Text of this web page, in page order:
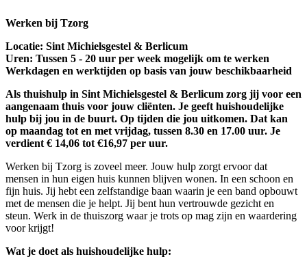
Werken bij Tzorg
Locatie: Sint Michielsgestel & Berlicum
Uren: Tussen 5 - 20 uur per week mogelijk om te werken
Werkdagen en werktijden op basis van jouw beschikbaarheid
Als thuishulp in Sint Michielsgestel & Berlicum zorg jij voor een
aangenaam thuis voor jouw cliënten. Je geeft huishoudelijke
hulp bij jou in de buurt. Op tijden die jou uitkomen. Dat kan
op maandag tot en met vrijdag, tussen 8.30 en 17.00 uur. Je
verdient € 14,06 tot €16,97 per uur.
Werken bij Tzorg is zoveel meer. Jouw hulp zorgt ervoor dat
mensen in hun eigen huis kunnen blijven wonen. In een schoon en
fijn huis. Jij hebt een zelfstandige baan waarin je een band opbouwt
met de mensen die je helpt. Jij bent hun vertrouwde gezicht en
steun. Werk in de thuiszorg waar je trots op mag zijn en waardering
voor krijgt!
Wat je doet als huishoudelijke hulp: